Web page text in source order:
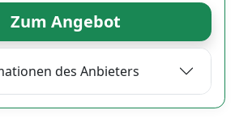
Zum Angebot
des Anbieters